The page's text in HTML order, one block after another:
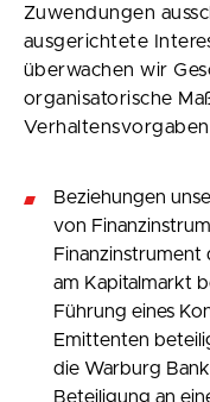
Zuwendungen
ausgerichtete
überwachen wir
organisatorische
Beziehungen
von
Finanzinstrument
am Kapitalmarkt
Führung eines
Emittenten
die Warburg
Beteiligung an